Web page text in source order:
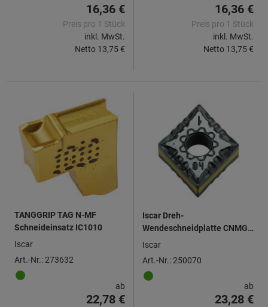
16,36 €
Preis pro 1 Stück
inkl. MwSt.
Netto 13,75 €
16,36 €
Preis pro 1 Stück
inkl. MwSt.
Netto 13,75 €
TANGGRIP TAG N-MF
Schneideinsatz IC1010
Iscar
Art.-Nr.: 273632
ab
22,78 €
Iscar Dreh-
Wendeschneidplatte CNMG
120404, für
Iscar
Art.-Nr.: 250070
ab
23,28 €